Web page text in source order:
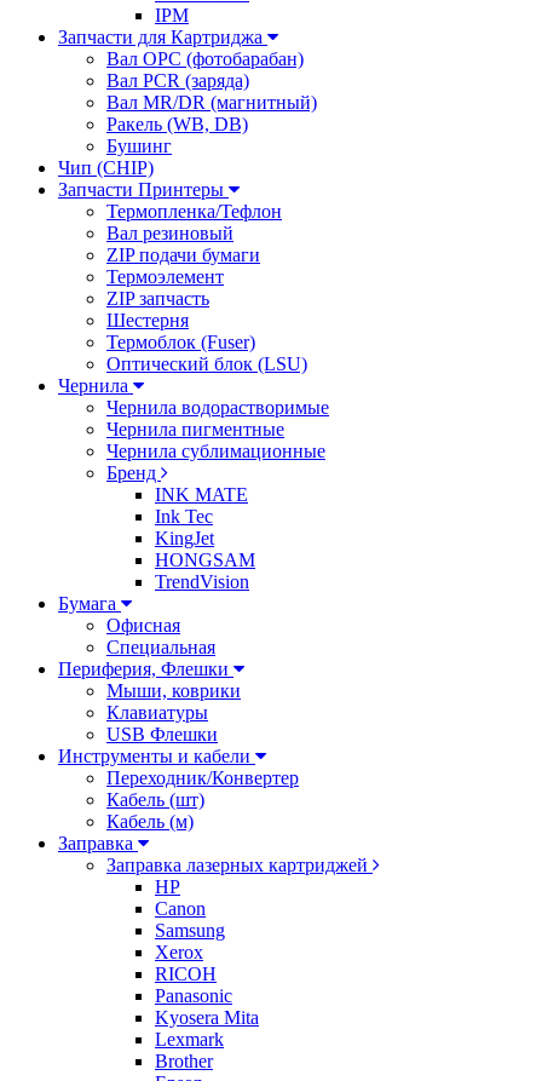
IPM
Запчасти для Картриджа
Вал OPC (фотобарабан)
Вал PCR (заряда)
Вал MR/DR (магнитный)
Ракель (WB, DB)
Бушинг
Чип (CHIP)
Запчасти Принтеры
Термопленка/Тефлон
Вал резиновый
ZIP подачи бумаги
Термоэлемент
ZIP запчасть
Шестерня
Термоблок (Fuser)
Оптический блок (LSU)
Чернила
Чернила водорастворимые
Чернила пигментные
Чернила сублимационные
Бренд
INK MATE
Ink Tec
KingJet
HONGSAM
TrendVision
Бумага
Офисная
Специальная
Периферия, Флешки
Мыши, коврики
Клавиатуры
USB Флешки
Инструменты и кабели
Переходник/Конвертер
Кабель (шт)
Кабель (м)
Заправка
Заправка лазерных картриджей
HP
Canon
Samsung
Xerox
RICOH
Panasonic
Kyosera Mita
Lexmark
Brother